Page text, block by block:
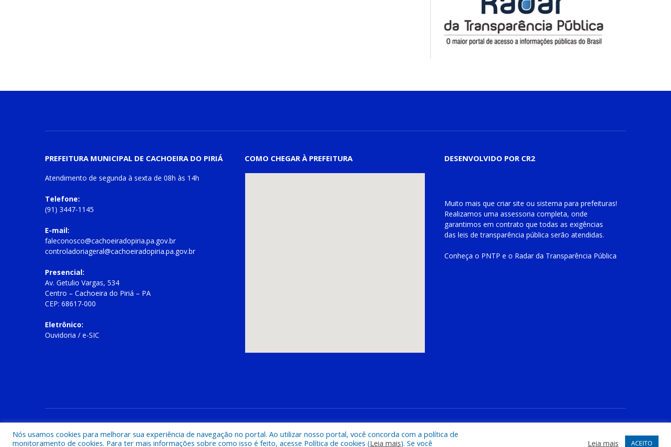
PREFEITURA MUNICIPAL DE CACHOEIRA DO PIRIÁ
Atendimento de segunda à sexta de 08h às 14h
Telefone:
(91) 3447-1145
E-mail:
faleconosco@cachoeiradopiria.pa.gov.br
controladoriageral@cachoeiradopiria.pa.gov.br
Presencial:
Av. Getulio Vargas, 534
Centro – Cachoeira do Piriá – PA
CEP: 68617-000
Eletrônico:
Ouvidoria / e-SIC
COMO CHEGAR À PREFEITURA DESENVOLVIDO POR CR2
Muito mais que criar site ou sistema para prefeituras!
Realizamos uma assessoria completa, onde
garantimos em contrato que todas as exigências
das leis de transparência pública serão atendidas.
Conheça o PNTP e o Radar da Transparência Pública
Nós usamos cookies para melhorar sua experiência de navegação no portal. Ao utilizar nosso portal, você concorda com a política de
monitoramento de cookies. Para ter mais informações sobre como isso é feito, acesse Política de cookies (Leia mais). Se você Leia mais ACEITO